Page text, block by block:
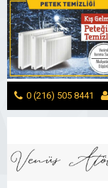
0 (216) 505 8441